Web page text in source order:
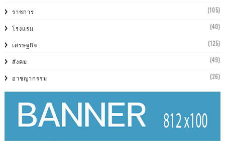
ราชการ (105)
โรงแรม (40)
เศรษฐกิจ (125)
สังคม (49)
อาชญากรรม (26)